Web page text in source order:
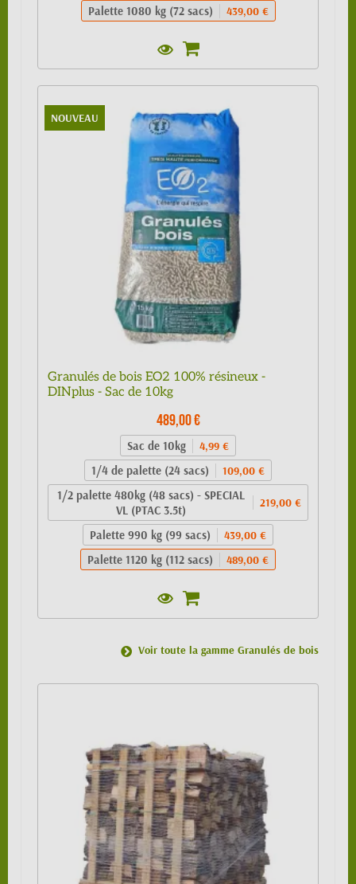
Palette 1080 kg (72 sacs) 439,00 €
NOUVEAU
Granulés de bois EO2 100% résineux -
DINplus - Sac de 10kg
489,00 €
Sac de 10kg 4,99 €
1/4 de palette (24 sacs) 109,00 €
1/2 palette 480kg (48 sacs) - SPECIAL
VL (PTAC 3.5t)
219,00 €
Palette 990 kg (99 sacs) 439,00 €
Palette 1120 kg (112 sacs) 489,00 €
Voir toute la gamme Granulés de bois